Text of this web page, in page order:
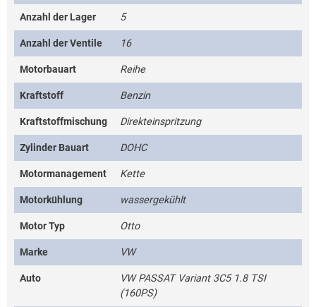
Anzahl der Lager 5
Anzahl der Ventile 16
Motorbauart Reihe
Kraftstoff Benzin
Kraftstoffmischung Direkteinspritzung
Zylinder Bauart DOHC
Motormanagement Kette
Motorkühlung wassergekühlt
Motor Typ Otto
Marke VW
Auto
VW PASSAT Variant 3C5 1.8 TSI
(160PS)